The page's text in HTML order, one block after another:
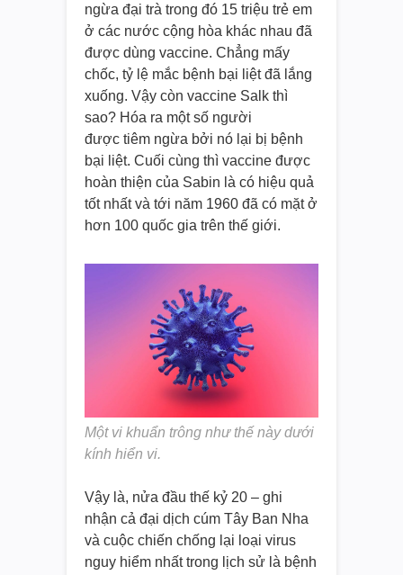
ngừa đại trà trong đó 15 triệu trẻ em
ở các nước cộng hòa khác nhau đã
được dùng vaccine. Chẳng mấy
chốc, tỷ lệ mắc bệnh bại liệt đã lắng
xuống. Vậy còn vaccine Salk thì
sao? Hóa ra một số người
được tiêm ngừa bởi nó lại bị bệnh
bại liệt. Cuối cùng thì vaccine được
hoàn thiện của Sabin là có hiệu quả
tốt nhất và tới năm 1960 đã có mặt ở
hơn 100 quốc gia trên thế giới.
Một vi khuẩn trông như thế này dưới
kính hiển vi.
Vậy là, nửa đầu thế kỷ 20 – ghi
nhận cả đại dịch cúm Tây Ban Nha
và cuộc chiến chống lại loại virus
nguy hiểm nhất trong lịch sử là bệnh